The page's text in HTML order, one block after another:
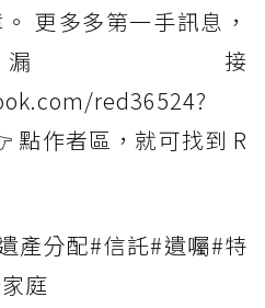
更多多第一手訊息，
接
red36524?
點作者區，就可找到 R
產分配#信託#遺囑#特
庭